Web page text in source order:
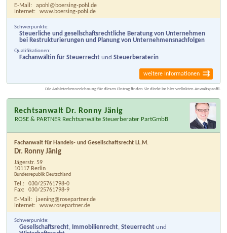
E-Mail:
apohl@boersing-pohl.de
Internet:
www.boersing-pohl.de
Schwerpunkte:
Steuerliche und gesell­schaftsrechtliche Beratung von Unternehmen
bei Restruk­turierungen und Planung von Unternehmensnachfolgen
Qualifikationen:
Fachanwältin für Steuerrecht undSteuerberaterin
weitere Informationen
Die Anbieterkennzeichnung für diesen Eintrag finden Sie direkt im hier verlinkten Anwaltsprofil.
Rechtsanwalt Dr. Ronny Jänig
ROSE & PARTNER Rechtsanwälte Steuerberater PartGmbB
Fachanwalt für Handels- und Gesellschaftsrecht LL.M.
Dr. Ronny Jänig
Jägerstr. 59
10117 Berlin
Bundesrepublik Deutschland
Tel.:
030/25761798-0
Fax:
030/25761798-9
E-Mail:
jaening@rosepartner.de
Internet:
www.rosepartner.de
Schwerpunkte:
Gesellschaftsrecht, Immobilienrecht,Steuerrecht und